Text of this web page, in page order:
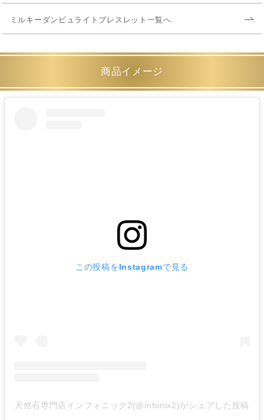
ミルキーダンビュライトブレスレット一覧へ
商品イメージ
この投稿をInstagramで見る
天然石専門店インフォニック2(@infonix2)がシェアした投稿